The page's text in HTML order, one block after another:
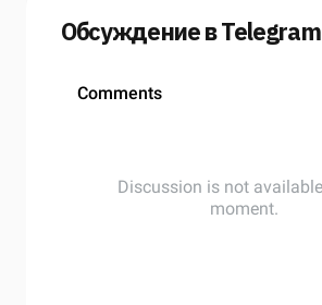
Обсуждение в Telegram